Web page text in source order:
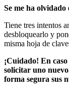
Se me ha olvidado
Tiene tres intentos
desbloquearlo y
misma hoja de
¡Cuidado! En
solicitar uno
forma segura sus